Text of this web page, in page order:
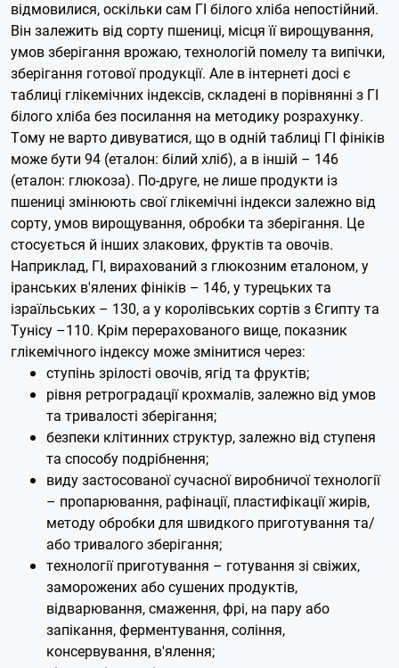
відмовилися, оскільки сам ГІ білого хліба непостійний.
Він залежить від сорту пшениці, місця її вирощування,
умов зберігання врожаю, технологій помелу та випічки,
зберігання готової продукції. Але в інтернеті досі є
таблиці глікемічних індексів, складені в порівнянні з ГІ
білого хліба без посилання на методику розрахунку.
Тому не варто дивуватися, що в одній таблиці ГІ фініків
може бути 94 (еталон: білий хліб), а в іншій – 146
(еталон: глюкоза). По-друге, не лише продукти із
пшениці змінюють свої глікемічні індекси залежно від
сорту, умов вирощування, обробки та зберігання. Це
стосується й інших злакових, фруктів та овочів.
Наприклад, ГІ, вирахований з глюкозним еталоном, у
іранських в'ялених фініків – 146, у турецьких та
ізраїльських – 130, а у королівських сортів з Єгипту та
Тунісу –110. Крім перерахованого вище, показник
глікемічного індексу може змінитися через:
ступінь зрілості овочів, ягід та фруктів;
рівня ретроградації крохмалів, залежно від умов
та тривалості зберігання;
безпеки клітинних структур, залежно від ступеня
та способу подрібнення;
виду застосованої сучасної виробничої технології
– пропарювання, рафінації, пластифікації жирів,
методу обробки для швидкого приготування та/
або тривалого зберігання;
технології приготування – готування зі свіжих,
заморожених або сушених продуктів,
відварювання, смаження, фрі, на пару або
запікання, ферментування, соління,
консервування, в'ялення;